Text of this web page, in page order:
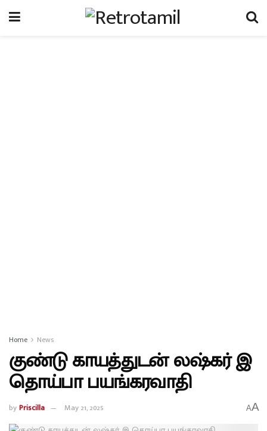
Home News
குண்டு காயத்துடன் லஷ்கர் இ
தொய்பா பயங்கரவாதி
byPriscilla May 21, 2025 AA